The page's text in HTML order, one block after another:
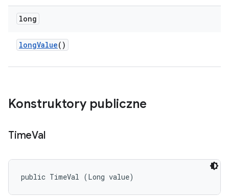
long
longValue()
Konstruktory publiczne
TimeVal
public TimeVal (Long value)